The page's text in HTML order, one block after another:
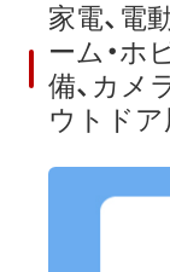
家電、電
ーム・ホ
備、カメ
ウトドア